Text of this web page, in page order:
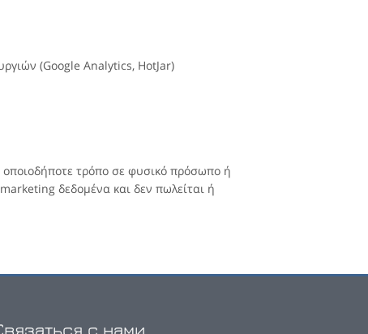
(Google Analytics, HotJar)
τρόπο σε φυσικό πρόσωπο ή
δεδομένα και δεν πωλείται ή